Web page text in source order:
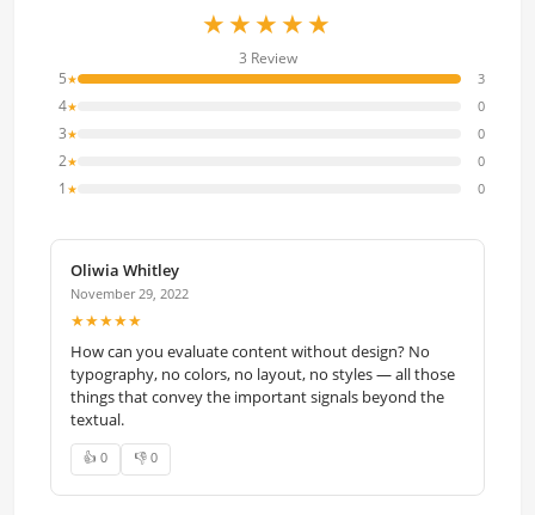
★★★★★
3 Review
5★ 3
4★ 0
3★ 0
2★ 0
1 ★ 0
Oliwia Whitley
November 29, 2022
★★★★★
How can you evaluate content without design? No
typography, no colors, no layout, no styles — all those
things that convey the important signals beyond the
textual.
👍 0 👎 0